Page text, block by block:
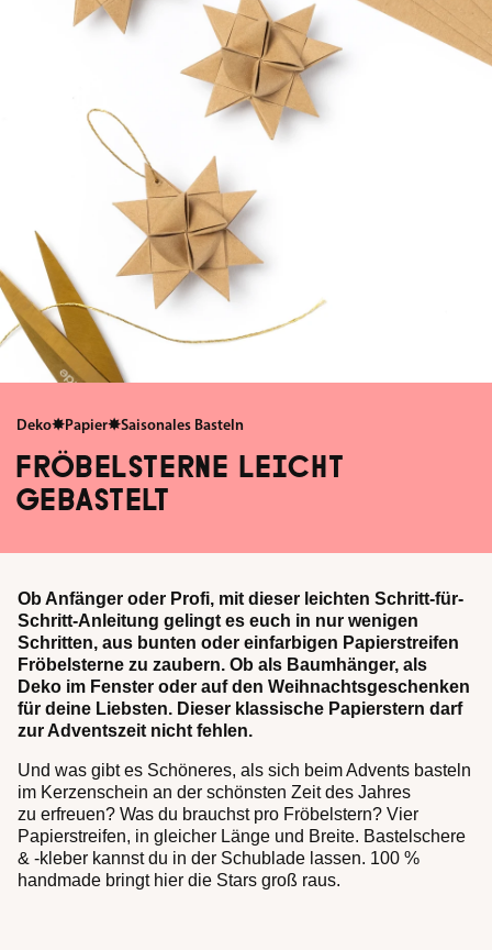
Deko✸Papier✸Saisonales Basteln
FRÖBELSTERNE LEICHT
GEBASTELT
Ob Anfänger oder Profi, mit dieser leichten Schritt-für-
Schritt-Anleitung gelingt es euch in nur wenigen
Schritten, aus bunten oder einfarbigen Papierstreifen
Fröbelsterne zu zaubern. Ob als Baumhänger, als
Deko im Fenster oder auf den Weihnachtsgeschenken
für deine Liebsten. Dieser klassische Papierstern darf
zur Adventszeit nicht fehlen.
Und was gibt es Schöneres, als sich beim Advents basteln
im Kerzenschein an der schönsten Zeit des Jahres
zu erfreuen? Was du brauchst pro Fröbelstern? Vier
Papierstreifen, in gleicher Länge und Breite. Bastelschere
& -kleber kannst du in der Schublade lassen. 100 %
handmade bringt hier die Stars groß raus.